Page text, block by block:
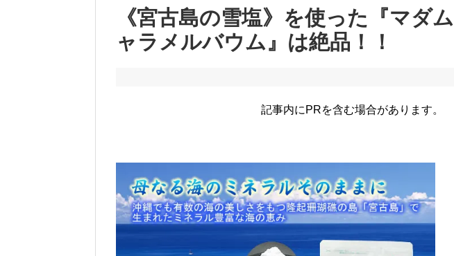
《宮古島の雪塩》を使った『マダ
ャラメルバウム』は絶品！！
記事内にPRを含む場合があります。